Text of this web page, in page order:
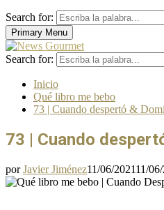
Search for:
Primary Menu
Search for:
Inicio
Qué libro me bebo
73 | Cuando despertó &
73 | Cuando
porJavier Jiménez11/06/202111/